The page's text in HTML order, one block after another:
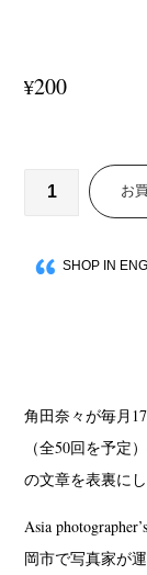
¥200
お
SHOP IN
角田奈々が毎月17
（全50回を予定
の文章を表裏に
Asia
岡市で写真家が